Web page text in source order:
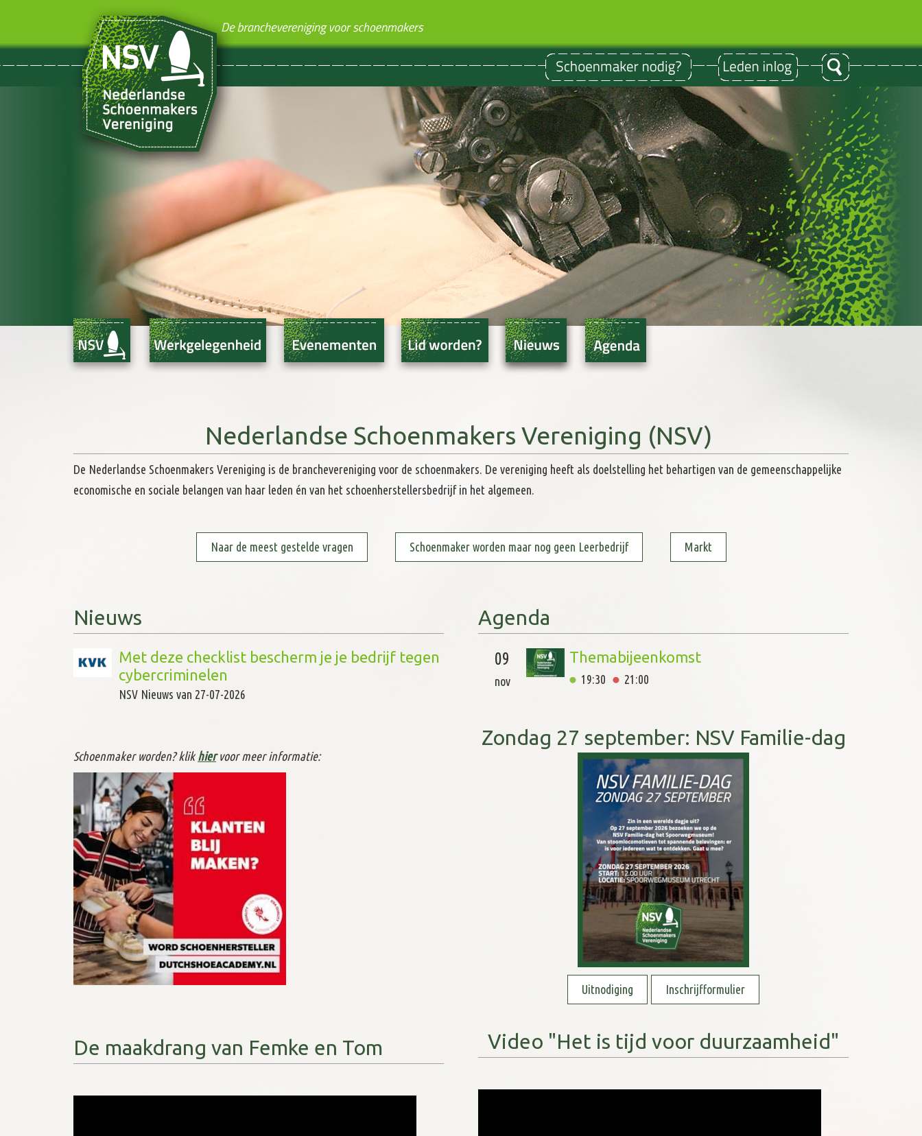
Nederlandse Schoenmakers Vereniging (NSV)
De Nederlandse Schoenmakers Vereniging is de branchevereniging voor de schoenmakers. De vereniging heeft als doelstelling het behartigen van de gemeenschappelijke
economische en sociale belangen van haar leden én van het schoenherstellersbedrijf in het algemeen.
Naar de meest gestelde vragen Schoenmaker worden maar nog geen Leerbedrijf Markt
Nieuws
Nieuw!!!! - Wat een schoenmaker kan, daar sta
je versteld van....
NSV Nieuws van 03-08-2026
Manifest investeren in retail, binnensteden en
dorpskernen
NSV Nieuws van 31-07-2026
Onderzoek AWVN naar Hittemaatregelen
Met deze checklist bescherm je je bedrijf tegen
cybercriminelen
NSV Nieuws van 27-07-2026
NSV Nieuws van 27-07-2026
Belangrijke data voor ondernemers, deadlines
en tips
NSV Nieuws van 27-07-2026
Nederland
NSV Nieuws van 24-07-2026
Checklist: Waarom is een RI&E onmisbaar?
NSV Nieuws van 20-07-2026
Schoenmaker worden? klik hier voor meer informatie:
De maakdrang van Femke en Tom
Agenda
sep 20:00 22:00
28
okt
Bestuursvergadering
20:00 22:00
Zondag 27 september: NSV Familie-dag
Uitnodiging Inschrijfformulier
Video "Het is tijd voor duurzaamheid"